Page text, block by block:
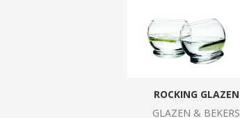
ROCKING GLAZEN
GLAZEN & BEKERS